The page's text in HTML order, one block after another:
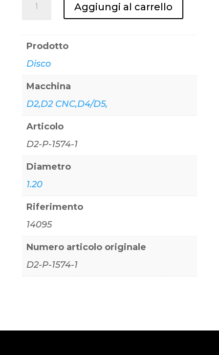
quantità
Aggiungi al carrello
Prodotto
Disco
Macchina
D2,D2 CNC,D4/D5,
Articolo
D2-P-1574-1
Diametro
1.20
Riferimento
14095
Numero articolo originale
D2-P-1574-1